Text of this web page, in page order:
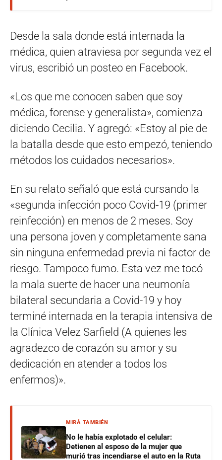
Desde la sala donde está internada la
médica, quien atraviesa por segunda vez el
virus, escribió un posteo en Facebook.
«Los que me conocen saben que soy
médica, forense y generalista», comienza
diciendo Cecilia. Y agregó: «Estoy al pie de
la batalla desde que esto empezó, teniendo
métodos los cuidados necesarios».
En su relato señaló que está cursando la
«segunda infección poco Covid-19 (primer
reinfección) en menos de 2 meses. Soy
una persona joven y completamente sana
sin ninguna enfermedad previa ni factor de
riesgo. Tampoco fumo. Esta vez me tocó
la mala suerte de hacer una neumonía
bilateral secundaria a Covid-19 y hoy
terminé internada en la terapia intensiva de
la Clínica Velez Sarfield (A quienes les
agradezco de corazón su amor y su
dedicación en atender a todos los
enfermos)».
MIRÁ TAMBIÉN
No le había explotado el celular:
Detienen al esposo de la mujer que
murió tras incendiarse el auto en la Ruta